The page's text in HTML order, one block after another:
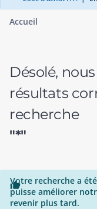
Accueil
Désolé,
résultats
recherche
"*"

Votre recherche a
puisse améliorer
revenir plus tard.